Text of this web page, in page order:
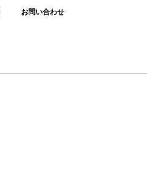
お問い合わせ